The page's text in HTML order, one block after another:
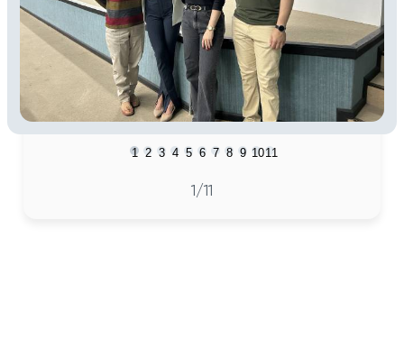
1 2 3 4 5 6 7 8 9 1011
1/11